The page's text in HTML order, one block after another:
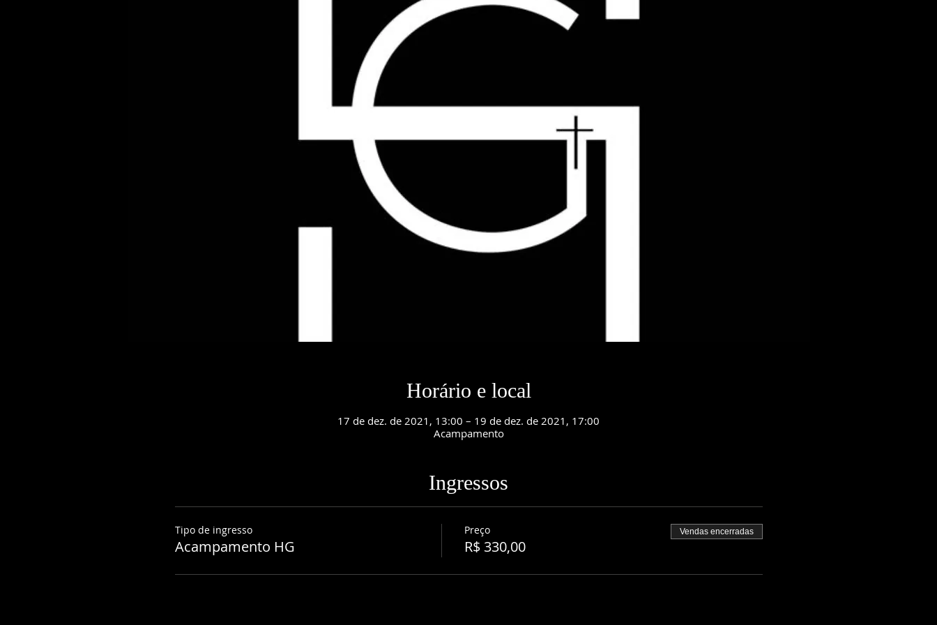
Horário e local
17 de dez. de 2021, 13:00 – 19 de dez. de 2021, 17:00
Acampamento
Ingressos
Tipo de ingresso
Acampamento HG
Preço
R$ 330,00
Vendas encerradas